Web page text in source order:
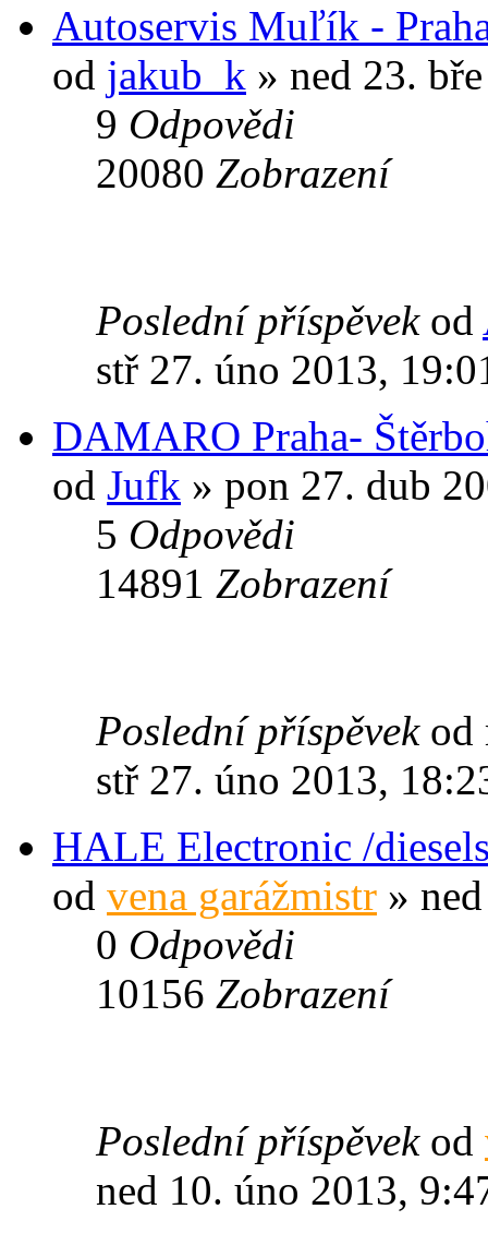
Autoservis Muľík -
od jakub_k » ned 23.
9 Odpovědi
20080 Zobrazení
Poslední příspěvek od
stř 27. úno 2013,
DAMARO Praha-
od Jufk » pon 27. dub
5 Odpovědi
14891 Zobrazení
Poslední příspěvek od
stř 27. úno 2013,
HALE Electronic /
od vena garážmistr »
0 Odpovědi
10156 Zobrazení
Poslední příspěvek od
ned 10. úno 2013,